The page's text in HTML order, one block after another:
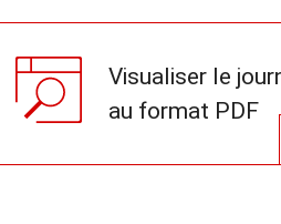
Visualiser le
au format PDF